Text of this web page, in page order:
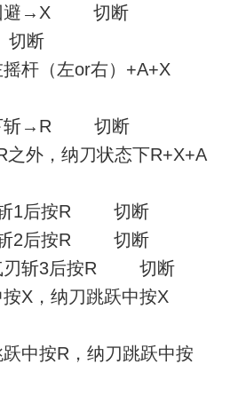
避→X 切断
断
杆（左or右）+A+X
斩→R 切断
，纳刀状态下R+X+A
1后按R 切断
2后按R 切断
斩3后按R 切断
X，纳刀跳跃中按X
按R，纳刀跳跃中按